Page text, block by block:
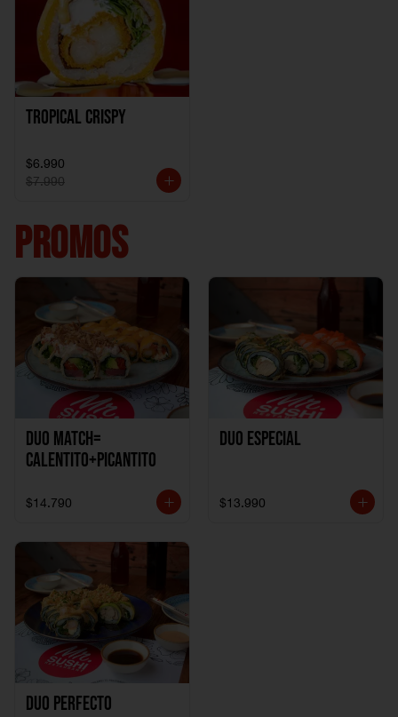
Tropical crispy
$6.990
$7.990
PROMOS
DUO MATCH=
CALENTITO+PICANTITO
$14.790
Duo especial
$13.990
Duo perfecto